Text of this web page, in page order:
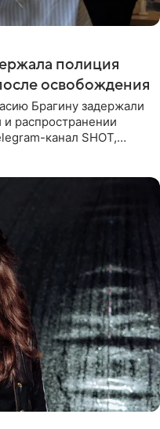
полиция
освобождения
Брагину задержали
распространении
канал SHOT,